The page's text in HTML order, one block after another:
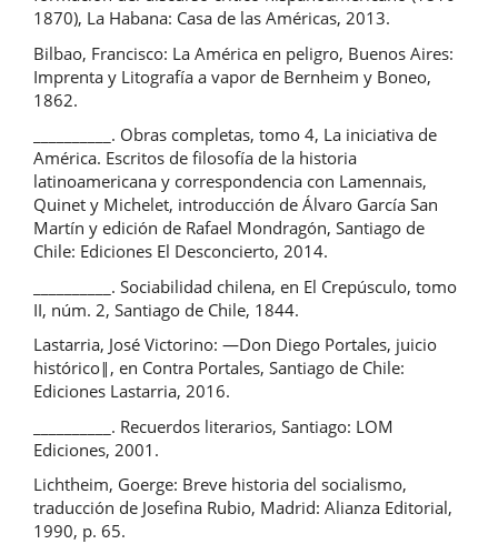
1870), La Habana: Casa de las Américas, 2013.
Bilbao, Francisco: La América en peligro, Buenos Aires:
Imprenta y Litografía a vapor de Bernheim y Boneo,
1862.
__________. Obras completas, tomo 4, La iniciativa de
América. Escritos de filosofía de la historia
latinoamericana y correspondencia con Lamennais,
Quinet y Michelet, introducción de Álvaro García San
Martín y edición de Rafael Mondragón, Santiago de
Chile: Ediciones El Desconcierto, 2014.
__________. Sociabilidad chilena, en El Crepúsculo, tomo
II, núm. 2, Santiago de Chile, 1844.
Lastarria, José Victorino: ―Don Diego Portales, juicio
histórico‖, en Contra Portales, Santiago de Chile:
Ediciones Lastarria, 2016.
__________. Recuerdos literarios, Santiago: LOM
Ediciones, 2001.
Lichtheim, Goerge: Breve historia del socialismo,
traducción de Josefina Rubio, Madrid: Alianza Editorial,
1990, p. 65.